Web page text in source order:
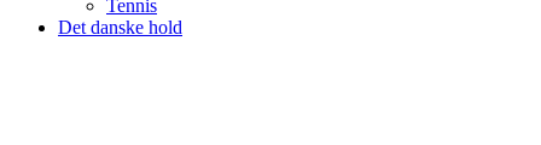
Tennis
Det danske hold